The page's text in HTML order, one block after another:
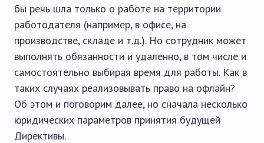
бы речь шла только о работе на территории
работодателя (например, в офисе, на
производстве, складе и т.д.). Но сотрудник может
выполнять обязанности и удаленно, в том числе и
самостоятельно выбирая время для работы. Как в
таких случаях реализовывать право на офлайн?
Об этом и поговорим далее, но сначала несколько
юридических параметров принятия будущей
Директивы.